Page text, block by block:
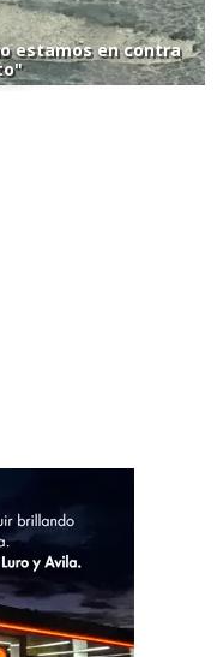
estamos en contra